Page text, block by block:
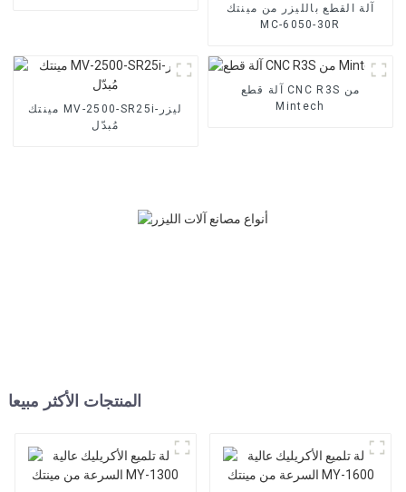
آلة القطع بالليزر من مينتك
MC-6050-30R
مينتك MV-2500-SR25i-ليزر
مُبدّل
آلة قطع CNC R3S من
Mintech
المنتجات الأكثر مبيعا